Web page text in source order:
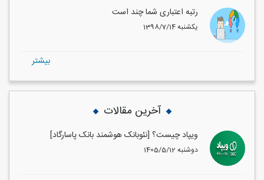
رتبه اعتباری شما چند است
1398/7/14 یکشنبه
بيشتر
آخرین مقالات
ویپاد چیست؟ [نئوبانک هوشمند بانک پاسارگاد]
1405/5/12 دوشنبه